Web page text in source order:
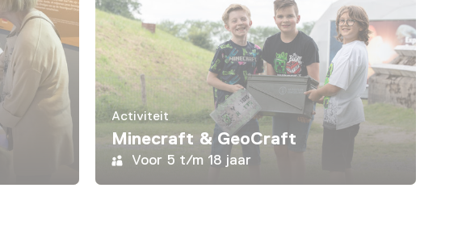
Activiteit
Minecraft & GeoCraft
Voor 5 t/m 18 jaar